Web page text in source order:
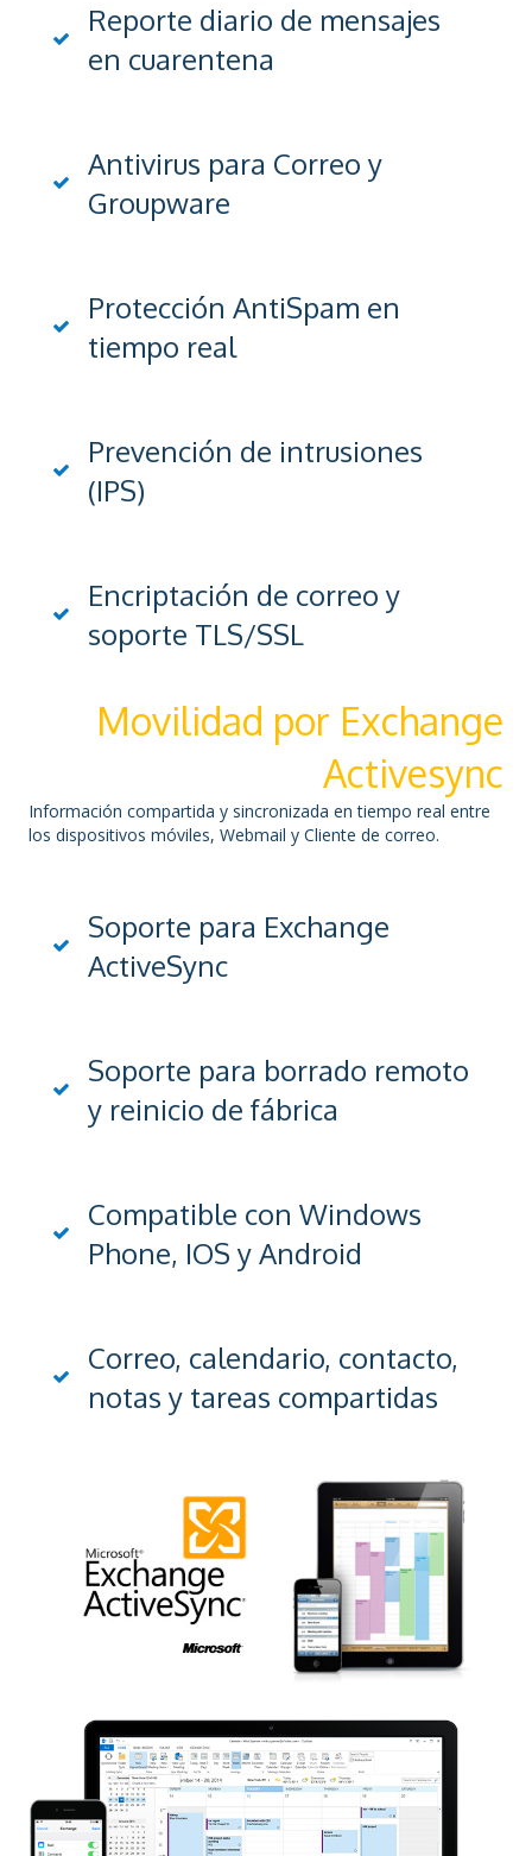
Reporte diario de mensajes
en cuarentena
Antivirus para Correo y
Groupware
Protección AntiSpam en
tiempo real
Prevención de intrusiones
(IPS)
Encriptación de correo y
soporte TLS/SSL
Movilidad por Exchange
Activesync
Información compartida y sincronizada en tiempo real entre
los dispositivos móviles, Webmail y Cliente de correo.
Soporte para Exchange
ActiveSync
Soporte para borrado remoto
y reinicio de fábrica
Compatible con Windows
Phone, IOS y Android
Correo, calendario, contacto,
notas y tareas compartidas